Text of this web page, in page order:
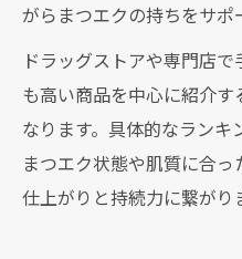
がらまつエクの持ちをサポ
ドラッグストアや専門店
も高い商品を中心に紹介す
なります。具体的なラン
まつエク状態や肌質に合
仕上がりと持続力に繋がり